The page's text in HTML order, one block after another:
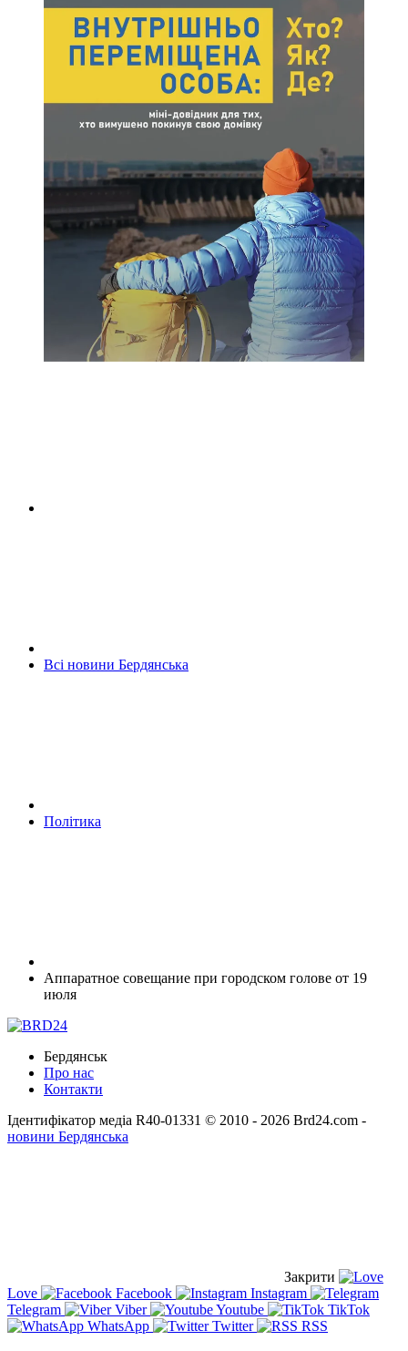
Всі новини Бердянська
Політика
Аппаратное совещание при городском голове от 19
июля
Бердянськ
Про нас
Контакти
Ідентифікатор медіа R40-01331 © 2010 - 2026 Brd24.com -
новини Бердянська
Закрити
Love
Facebook
Instagram
Telegram
Viber Youtube
TikTok
WhatsApp
Twitter RSS